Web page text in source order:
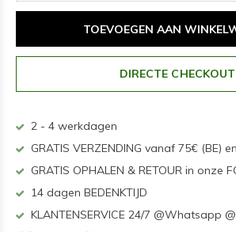
TOEVOEGEN AAN
DIRECTE CHECKOUT
2 - 4 werkdagen
GRATIS VERZENDING vanaf 75€ (BE)
GRATIS OPHALEN & RETOUR in onze
14 dagen BEDENKTIJD
KLANTENSERVICE 24/7 @Whatsapp